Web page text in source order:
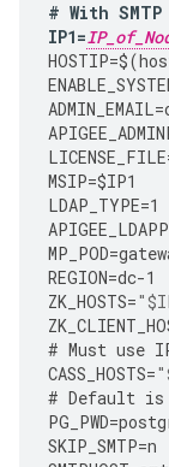
# With SMTP
IP1=
HOSTIP=$(
ADMIN_EMAIL=
LICENSE_FILE
MSIP=$IP1
LDAP_TYPE=1
MP_POD=
REGION=dc-1
ZK_HOSTS=
# Must use
CASS_HOSTS=
# Default is
PG_PWD=
SKIP_SMTP=n